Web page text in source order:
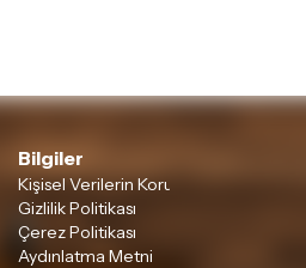
Bilgiler
Kişisel Verilerin Korunması
Gizlilik Politikası
Çerez Politikası
Aydınlatma Metni